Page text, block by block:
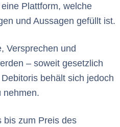
Plattform, welche
und Aussagen gefüllt ist.
Versprechen und
– soweit gesetzlich
behält sich jedoch
nehmen.
bis zum Preis des